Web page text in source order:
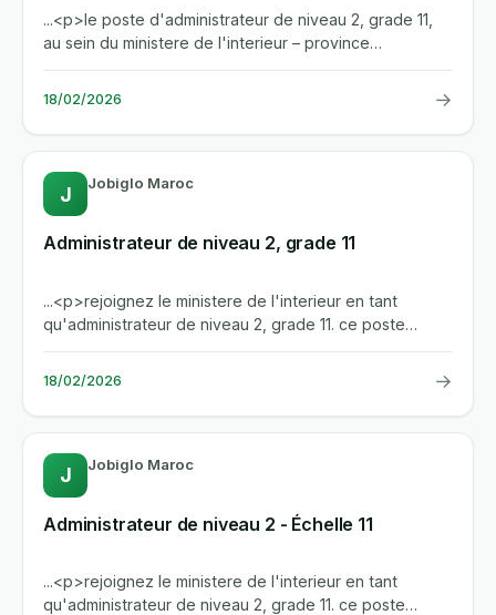
...<p>le poste d'administrateur de niveau 2, grade 11,
au sein du ministere de l'interieur – province
taounate,...
18/02/2026 →
J Jobiglo Maroc
Administrateur de niveau 2, grade 11
...<p>rejoignez le ministere de l'interieur en tant
qu'administrateur de niveau 2, grade 11. ce poste
public vous offre...
18/02/2026 →
J Jobiglo Maroc
Administrateur de niveau 2 - Échelle 11
...<p>rejoignez le ministere de l'interieur en tant
qu'administrateur de niveau 2, grade 11. ce poste